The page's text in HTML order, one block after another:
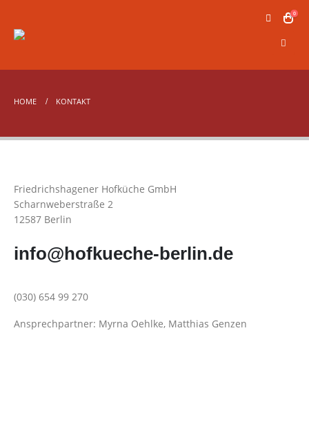
0
HOME KONTAKT
Friedrichshagener Hofküche GmbH
Scharnweberstraße 2
12587 Berlin
info@hofkueche-berlin.de
(030) 654 99 270
Ansprechpartner: Myrna Oehlke, Matthias Genzen